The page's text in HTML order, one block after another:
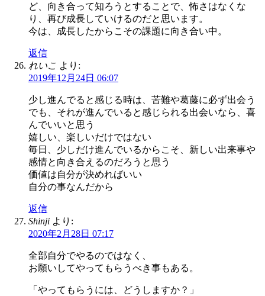
ど、向き合って知ろうとすることで、怖さはなくな
り、再び成長していけるのだと思います。
今は、成長したからこその課題に向き合い中。
返信
れいこ より:
2019年12月24日 06:07
少し進んでると感じる時は、苦難や葛藤に必ず出会う
でも、それが進んでいると感じられる出会いなら、喜
んでいいと思う
嬉しい、楽しいだけではない
毎日、少しだけ進んでいるからこそ、新しい出来事や
感情と向き合えるのだろうと思う
価値は自分が決めればいい
自分の事なんだから
返信
Shinji より:
2020年2月28日 07:17
全部自分でやるのではなく、
お願いしてやってもらうべき事もある。
「やってもらうには、どうしますか？」